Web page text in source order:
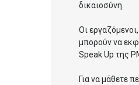
δικαιοσύνη.
Οι
μπορούν να
Speak Up της
Για να μάθετε